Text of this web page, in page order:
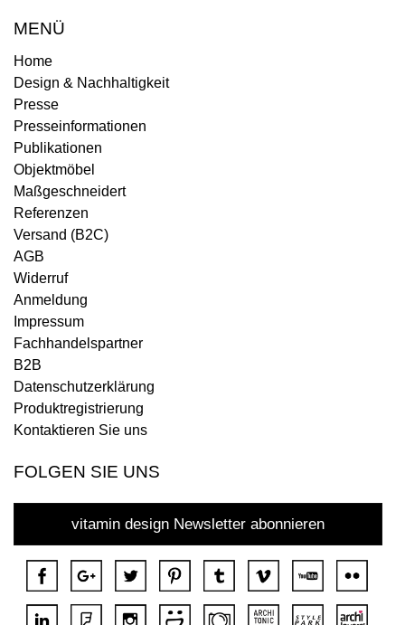
MENÜ
Home
Design & Nachhaltigkeit
Presse
Presseinformationen
Publikationen
Objektmöbel
Maßgeschneidert
Referenzen
Versand (B2C)
AGB
Widerruf
Anmeldung
Impressum
Fachhandelspartner
B2B
Datenschutzerklärung
Produktregistrierung
Kontaktieren Sie uns
FOLGEN SIE UNS
vitamin design Newsletter abonnieren